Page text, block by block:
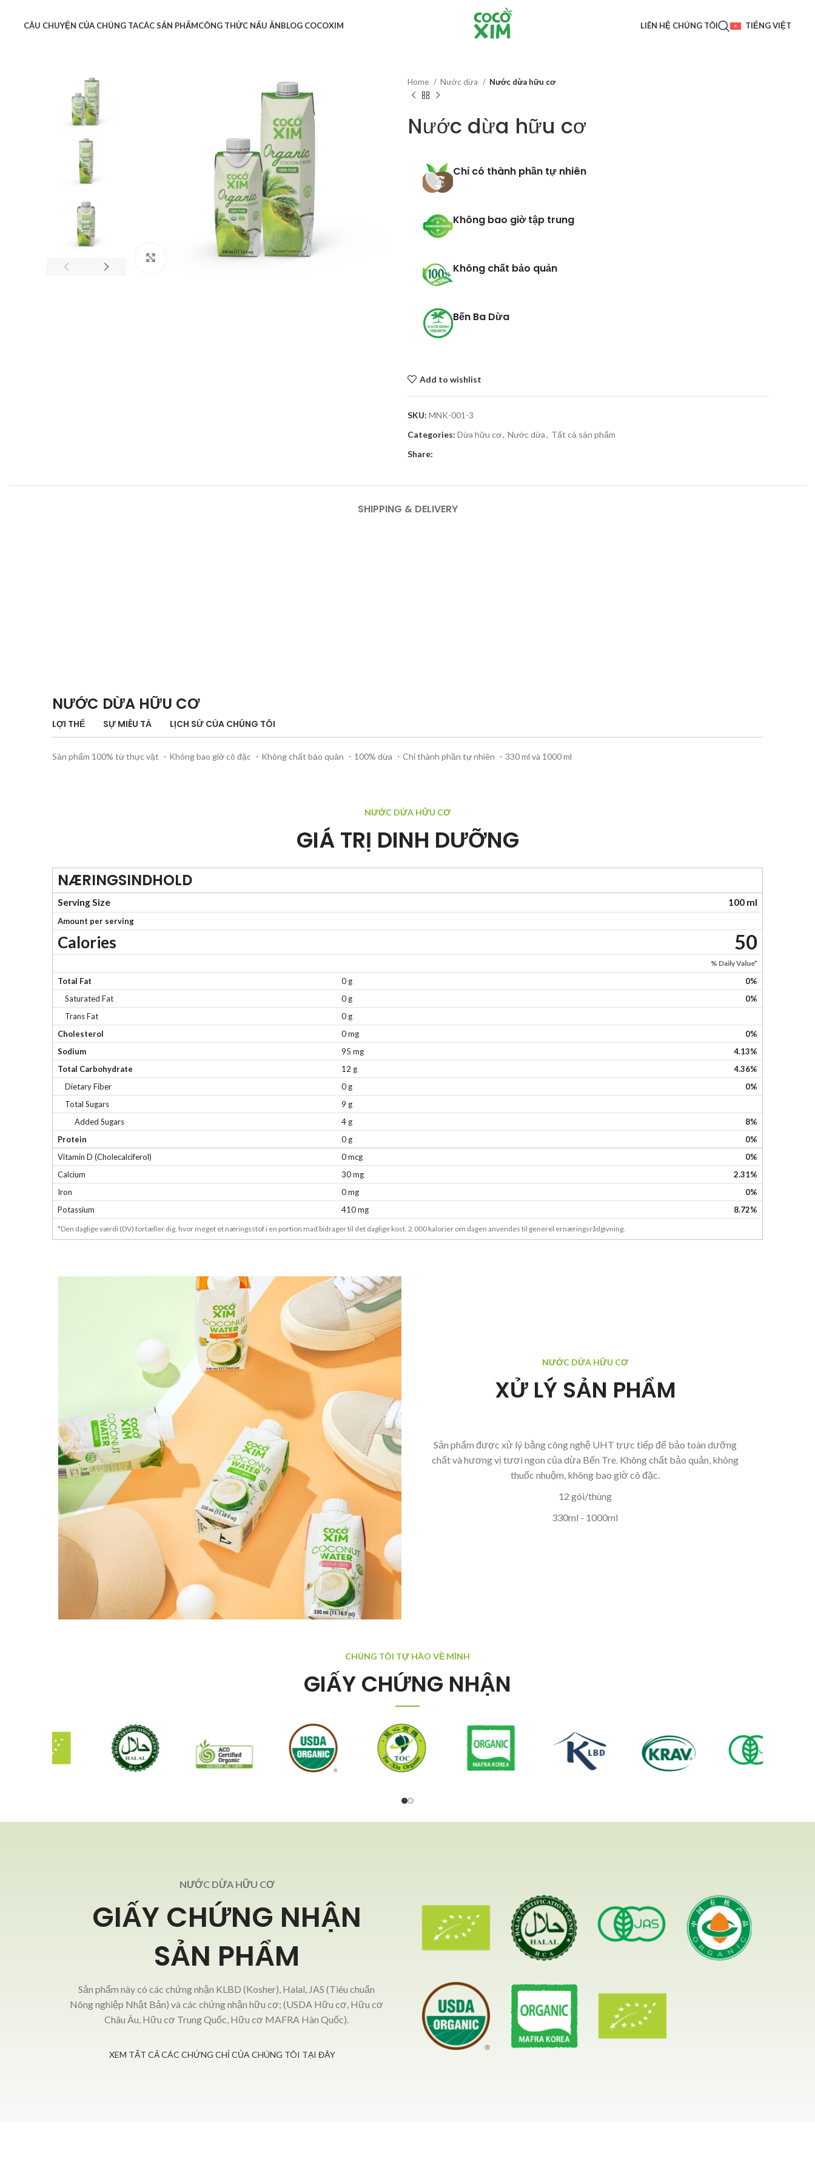
CÂU CHUYỆN CỦA CHÚNG TACÁC SẢN PHẨMCÔNG THỨC NẤU ĂNBLOG COCOXIM LIÊN HỆ CHÚNG TÔI TIẾNG VIỆT
Click to enlarge
Home Nước dừa Nước dừa hữu cơ
Nước dừa hữu cơ
Chỉ có thành phần tự nhiên
Không bao giờ tập trung
Không chất bảo quản
Bến Ba Dừa
Add to wishlist
SKU: MNK-001-3
Categories: Dừa hữu cơ, Nước dừa, Tất cả sản phẩm
Share:
SHIPPING & DELIVERY
NƯỚC DỪA HỮU CƠ
LỢI THẾ SỰ MIÊU TẢ LỊCH SỬ CỦA CHÚNG TÔI
Sản phẩm 100% từ thực vật ・Không bao giờ cô đặc ・Không chất bảo quản ・100% dừa ・Chỉ thành phần tự nhiên ・330 ml và 1000 ml
NƯỚC DỪA HỮU CƠ
GIÁ TRỊ DINH DƯỠNG
NÆRINGSINDHOLD
Serving Size 100 ml
Amount per serving
Calories 50
% Daily Value*
Total Fat 0 g
0%
Saturated Fat
0 g
0%
Trans Fat
0 g
Cholesterol
0 mg
0%
Sodium
95 mg
4.13%
Total Carbohydrate
12 g
4.36%
Dietary Fiber
0 g
0%
Total Sugars
9 g
Added Sugars
4 g
8%
Protein
0 g
0%
Vitamin D (Cholecalciferol)
0 mcg
0%
Calcium
30 mg
2.31%
Iron
0 mg
0%
Potassium
410 mg 8.72%
*Den daglige værdi (DV) fortæller dig, hvor meget et næringsstof i en portion mad bidrager til det daglige kost. 2.000 kalorier om dagen anvendes til generel ernæringsrådgivning.
NƯỚC DỪA HỮU CƠ
XỬ LÝ SẢN PHẨM
Sản phẩm được xử lý bằng công nghệ UHT trực tiếp để bảo toàn dưỡng
chất và hương vị tươi ngon của dừa Bến Tre. Không chất bảo quản, không
thuốc nhuộm, không bao giờ cô đặc.
12 gói/thùng
330ml - 1000ml
CHÚNG TÔI TỰ HÀO VỀ MÌNH
GIẤY CHỨNG NHẬN
NƯỚC DỪA HỮU CƠ
GIẤY CHỨNG NHẬN
SẢN PHẨM
Sản phẩm này có các chứng nhận KLBD (Kosher), Halal, JAS (Tiêu chuẩn
Nông nghiệp Nhật Bản) và các chứng nhận hữu cơ; (USDA Hữu cơ, Hữu cơ
Châu Âu, Hữu cơ Trung Quốc, Hữu cơ MAFRA Hàn Quốc).
XEM TẤT CẢ CÁC CHỨNG CHỈ CỦA CHÚNG TÔI TẠI ĐÂY